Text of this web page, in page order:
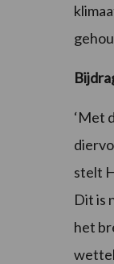
‘Met
stelt
Dit is
het